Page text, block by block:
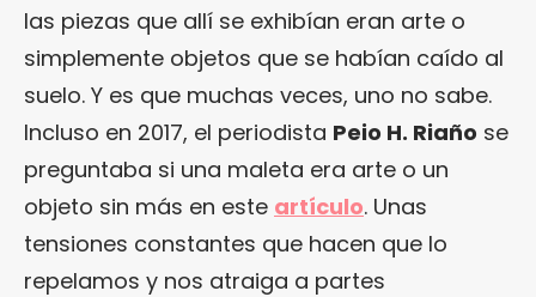
las piezas que allí se exhibían eran arte o
simplemente objetos que se habían caído al
suelo. Y es que muchas veces, uno no sabe.
Incluso en 2017, el periodista Peio H. Riaño se
preguntaba si una maleta era arte o un
objeto sin más en este artículo. Unas
tensiones constantes que hacen que lo
repelamos y nos atraiga a partes